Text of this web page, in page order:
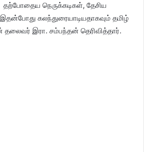
நெருக்கடிகள், தேசிய
கலந்துரையாடியதாகவும் தமிழ்
தலைவர் இரா. சம்பந்தன் தெரிவித்தார்.